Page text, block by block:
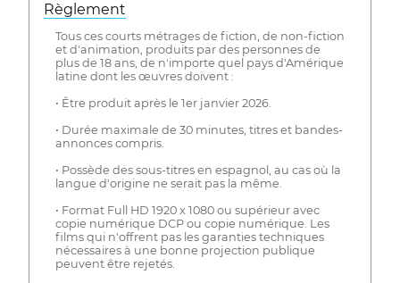
Règlement
Tous ces courts métrages de fiction, de non-fiction
et d'animation, produits par des personnes de
plus de 18 ans, de n'importe quel pays d'Amérique
latine dont les œuvres doivent :
• Être produit après le 1er janvier 2026.
• Durée maximale de 30 minutes, titres et bandes-
annonces compris.
• Possède des sous-titres en espagnol, au cas où la
langue d'origine ne serait pas la même.
• Format Full HD 1920 x 1080 ou supérieur avec
copie numérique DCP ou copie numérique. Les
films qui n'offrent pas les garanties techniques
nécessaires à une bonne projection publique
peuvent être rejetés.